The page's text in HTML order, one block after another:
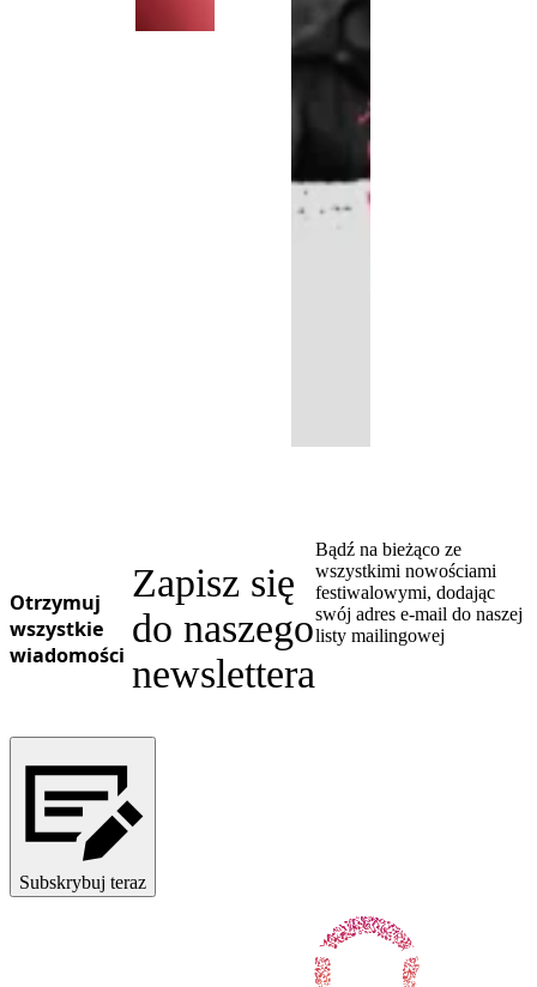
Otrzymuj
wszystkie
wiadomości
Zapisz się
do naszego
newslettera
Bądź na bieżąco ze
wszystkimi nowościami
festiwalowymi, dodając
swój adres e-mail do naszej
listy mailingowej
Subskrybuj teraz